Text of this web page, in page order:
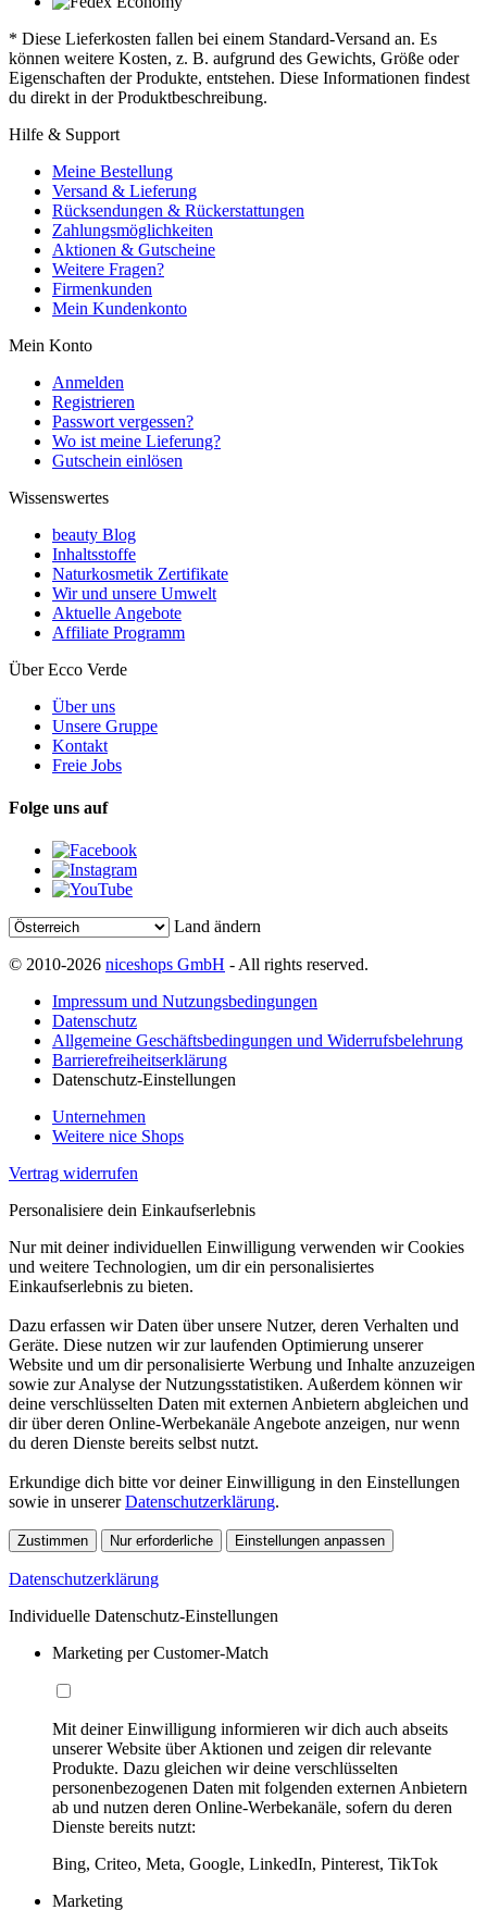
* Diese Lieferkosten fallen bei einem Standard-Versand an. Es
können weitere Kosten, z. B. aufgrund des Gewichts, Größe oder
Eigenschaften der Produkte, entstehen. Diese Informationen findest
du direkt in der Produktbeschreibung.
Hilfe & Support
Meine Bestellung
Versand & Lieferung
Rücksendungen & Rückerstattungen
Zahlungsmöglichkeiten
Aktionen & Gutscheine
Weitere Fragen?
Firmenkunden
Mein Kundenkonto
Mein Konto
Anmelden
Registrieren
Passwort vergessen?
Wo ist meine Lieferung?
Gutschein einlösen
Wissenswertes
beauty Blog
Inhaltsstoffe
Naturkosmetik Zertifikate
Wir und unsere Umwelt
Aktuelle Angebote
Affiliate Programm
Über Ecco Verde
Über uns
Unsere Gruppe
Kontakt
Freie Jobs
Folge uns auf
Land ändern
© 2010-2026 niceshops GmbH - All rights reserved.
Impressum und Nutzungsbedingungen
Datenschutz
Allgemeine Geschäftsbedingungen und Widerrufsbelehrung
Barrierefreiheitserklärung
Datenschutz-Einstellungen
Unternehmen
Weitere nice Shops
Vertrag widerrufen
Personalisiere dein Einkaufserlebnis
Nur mit deiner individuellen Einwilligung verwenden wir Cookies
und weitere Technologien, um dir ein personalisiertes
Einkaufserlebnis zu bieten.
Dazu erfassen wir Daten über unsere Nutzer, deren Verhalten und
Geräte. Diese nutzen wir zur laufenden Optimierung unserer
Website und um dir personalisierte Werbung und Inhalte anzuzeigen
sowie zur Analyse der Nutzungsstatistiken. Außerdem können wir
deine verschlüsselten Daten mit externen Anbietern abgleichen und
dir über deren Online-Werbekanäle Angebote anzeigen, nur wenn
du deren Dienste bereits selbst nutzt.
Erkundige dich bitte vor deiner Einwilligung in den Einstellungen
sowie in unsererDatenschutzerklärung.
Zustimmen Nur erforderliche Einstellungen anpassen
Datenschutzerklärung
Individuelle Datenschutz-Einstellungen
Marketing per Customer-Match
Mit deiner Einwilligung informieren wir dich auch abseits
unserer Website über Aktionen und zeigen dir relevante
Produkte. Dazu gleichen wir deine verschlüsselten
personenbezogenen Daten mit folgenden externen Anbietern
ab und nutzen deren Online-Werbekanäle, sofern du deren
Dienste bereits nutzt:
Bing, Criteo, Meta, Google, LinkedIn, Pinterest, TikTok
Marketing